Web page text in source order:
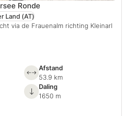
Ronde
Land (AT)
via de Frauenalm richting Kleinarl
Afstand
53.9 km
Daling
1650 m